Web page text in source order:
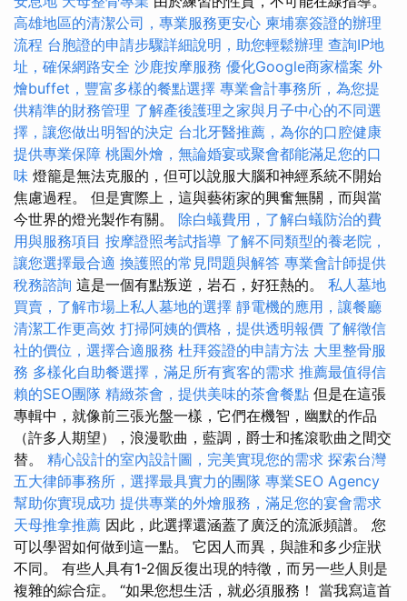
高雄地區的清潔公司，專業服務更安心 柬埔寨簽證的辦理
流程 台胞證的申請步驟詳細說明，助您輕鬆辦理 查詢IP地
址，確保網路安全 沙鹿按摩服務 優化Google商家檔案 外
燴buffet，豐富多樣的餐點選擇 專業會計事務所，為您提
供精準的財務管理 了解產後護理之家與月子中心的不同選
擇，讓您做出明智的決定 台北牙醫推薦，為你的口腔健康
提供專業保障 桃園外燴，無論婚宴或聚會都能滿足您的口
味 燈籠是無法克服的，但可以說服大腦和神經系統不開始
焦慮過程。 但是實際上，這與藝術家的興奮無關，而與當
今世界的燈光製作有關。 除白蟻費用，了解白蟻防治的費
用與服務項目 按摩證照考試指導 了解不同類型的養老院，
讓您選擇最合適 換護照的常見問題與解答 專業會計師提供
稅務諮詢 這是一個有點叛逆，岩石，好狂熱的。 私人墓地
買賣，了解市場上私人墓地的選擇 靜電機的應用，讓餐廳
清潔工作更高效 打掃阿姨的價格，提供透明報價 了解徵信
社的價位，選擇合適服務 杜拜簽證的申請方法 大里整骨服
務 多樣化自助餐選擇，滿足所有賓客的需求 推薦最值得信
賴的SEO團隊 精緻茶會，提供美味的茶會餐點 但是在這張
專輯中，就像前三張光盤一樣，它們在機智，幽默的作品
（許多人期望），浪漫歌曲，藍調，爵士和搖滾歌曲之間交
替。 精心設計的室內設計圖，完美實現您的需求 探索台灣
五大律師事務所，選擇最具實力的團隊 專業SEO Agency
幫助你實現成功 提供專業的外燴服務，滿足您的宴會需求
天母推拿推薦 因此，此選擇還涵蓋了廣泛的流派頻譜。 您
可以學習如何做到這一點。 它因人而異，與誰和多少症狀
不同。 有些人具有1-2個反復出現的特徵，而另一些人則是
複雜的綜合症。 “如果您想生活，就必須服務！ 當我寫這首